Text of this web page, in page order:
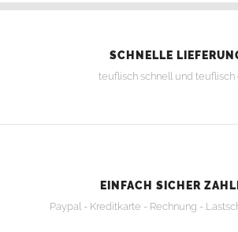
SCHNELLE
teuflisch schnell und teuflisch
EINFACH SICHER
Paypal - Kreditkarte - Rechnung -